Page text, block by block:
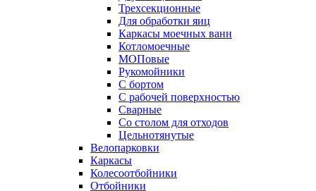
Трехсекционные
Для обработки яиц
Каркасы моечных ванн
Котломоечные
МОПовые
Рукомойники
С бортом
С рабочей поверхностью
Сварные
Со столом для отходов
Цельнотянутые
Велопарковки
Каркасы
Колесоотбойники
Отбойники